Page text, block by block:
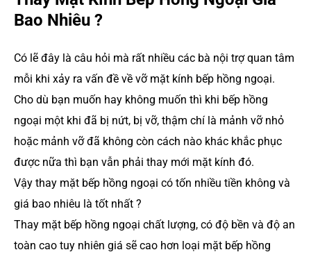
Bao Nhiêu ?
Có lẽ đây là câu hỏi mà rất nhiều các bà nội trợ quan tâm
mỗi khi xảy ra vấn đề về vỡ mặt kính bếp hồng ngoại.
Cho dù bạn muốn hay không muốn thì khi bếp hồng
ngoại một khi đã bị nứt, bị vỡ, thậm chí là mảnh vỡ nhỏ
hoặc mảnh vỡ đã không còn cách nào khác khắc phục
được nữa thì bạn vẫn phải thay mới mặt kính đó.
Vậy thay mặt bếp hồng ngoại có tốn nhiều tiền không và
giá bao nhiêu là tốt nhất ?
Thay mặt bếp hồng ngoại chất lượng, có độ bền và độ an
toàn cao tuy nhiên giá sẽ cao hơn loại mặt bếp hồng